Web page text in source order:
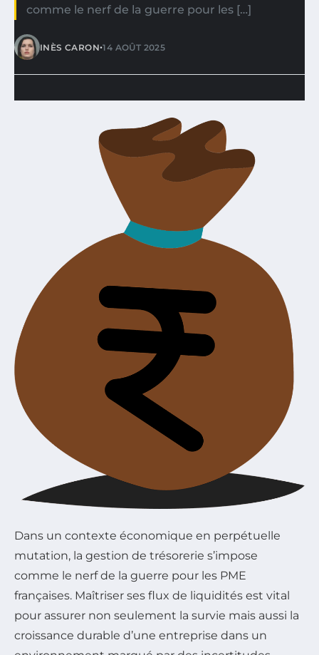
comme le nerf de la guerre pour les […]
INÈS CARON•14 AOÛT 2025
Dans un contexte économique en perpétuelle
mutation, la gestion de trésorerie s’impose
comme le nerf de la guerre pour les PME
françaises. Maîtriser ses flux de liquidités est vital
pour assurer non seulement la survie mais aussi la
croissance durable d’une entreprise dans un